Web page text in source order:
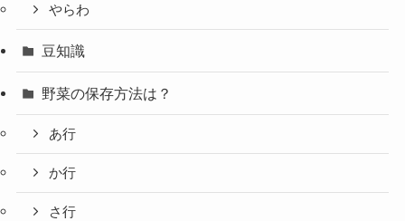
やらわ
豆知識
野菜の保存方法は？
あ行
か行
さ行